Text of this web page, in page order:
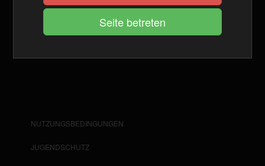
Trotz sorgfältiger inhaltlicher Kontrolle übernehmen wir keine
Haftung für die Inhalte externer Links. Für den Inhalt der
verlinkten Seiten sind ausschließlich deren Betreiber
NUTZUNGSBEDINGUNGEN
JUGENDSCHUTZ